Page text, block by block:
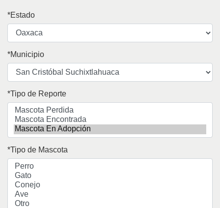
Estado
Municipio
Tipo de Reporte
Tipo de Mascota